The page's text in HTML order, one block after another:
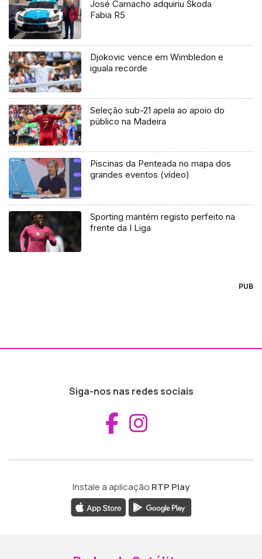
José Camacho adquiriu Skoda
Fabia R5
Djokovic vence em Wimbledon e
iguala recorde
Seleção sub-21 apela ao apoio do
público na Madeira
Piscinas da Penteada no mapa dos
grandes eventos (vídeo)
Sporting mantém registo perfeito na
frente da I Liga
PUB
Siga-nos nas redes sociais
Aceder ao
Instale a aplicação RTP Play